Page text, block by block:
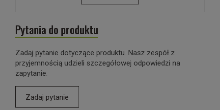
Pytania do produktu
Zadaj pytanie dotyczące produktu. Nasz zespół z
przyjemnością udzieli szczegółowej odpowiedzi na
zapytanie.
Zadaj pytanie